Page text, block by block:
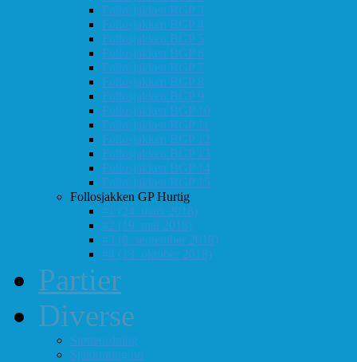
Follosjakken BGP 3
Follosjakken BGP 4
Follosjakken BGP 5
Follosjakken BGP 6
Follosjakken BGP 7
Follosjakken BGP 8
Follosjakken BGP 9
Follosjakken BGP 10
Follosjakken BGP 11
Follosjakken BGP 12
Follosjakken BGP 13
Follosjakken BGP 14
Follosjakken BGP 15
Follosjakken GP Hurtig
#1 (24. mars 2018)
#2 (19. mai 2018)
#3 (8. september 2018)
#4 (13. oktober 2018)
Partier
Diverse
Støtteordning
Sjakkrating.no